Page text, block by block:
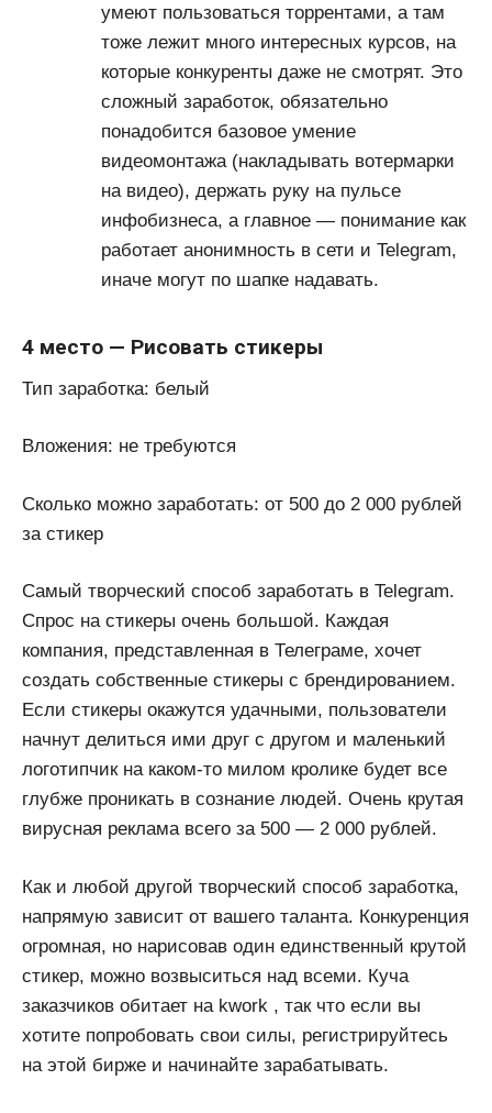
умеют пользоваться торрентами, а там
тоже лежит много интересных курсов, на
которые конкуренты даже не смотрят. Это
сложный заработок, обязательно
понадобится базовое умение
видеомонтажа (накладывать вотермарки
на видео), держать руку на пульсе
инфобизнеса, а главное — понимание как
работает анонимность в сети и Telegram,
иначе могут по шапке надавать.
4 место — Рисовать стикеры
Тип заработка: белый
Вложения: не требуются
Сколько можно заработать: от 500 до 2 000 рублей
за стикер
Самый творческий способ заработать в Telegram.
Спрос на стикеры очень большой. Каждая
компания, представленная в Телеграме, хочет
создать собственные стикеры с брендированием.
Если стикеры окажутся удачными, пользователи
начнут делиться ими друг с другом и маленький
логотипчик на каком-то милом кролике будет все
глубже проникать в сознание людей. Очень крутая
вирусная реклама всего за 500 — 2 000 рублей.
Как и любой другой творческий способ заработка,
напрямую зависит от вашего таланта. Конкуренция
огромная, но нарисовав один единственный крутой
стикер, можно возвыситься над всеми. Куча
заказчиков обитает на kwork , так что если вы
хотите попробовать свои силы, регистрируйтесь
на этой бирже и начинайте зарабатывать.